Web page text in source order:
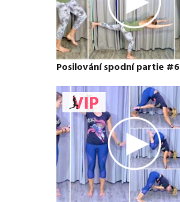
Posilování spodní partie #6